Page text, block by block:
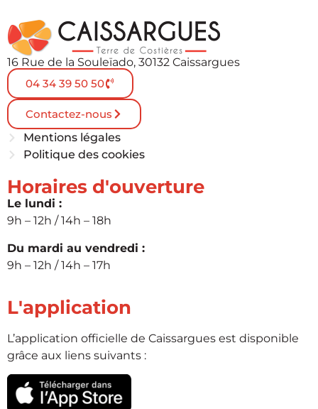
16 Rue de la Souleïado, 30132 Caissargues
04 34 39 50 50
Contactez-nous
Mentions légales
Politique des cookies
Horaires d'ouverture
Le lundi :
9h – 12h / 14h – 18h
Du mardi au vendredi :
9h – 12h / 14h – 17h
L'application
L’application officielle de Caissargues est disponible
grâce aux liens suivants :